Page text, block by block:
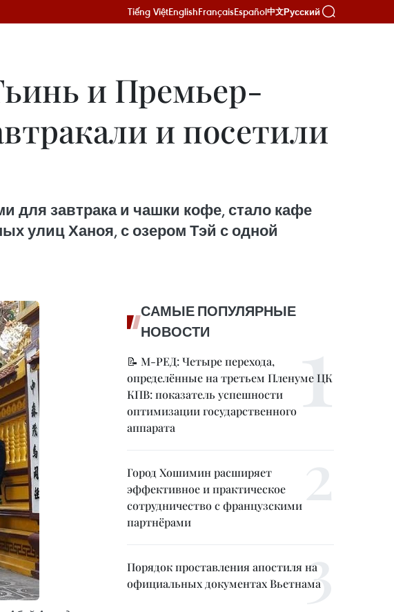
Tiếng ViệtEnglishFrançaisEspañol中文Русский
и Премьер-
и посетили
завтрака и чашки кофе, стало кафе
улиц Ханоя, с озером Тэй с одной
САМЫЕ ПОПУЛЯРНЫЕ
НОВОСТИ
📝 М-РЕД: Четыре перехода,
определённые на третьем Пленуме ЦК
КПВ: показатель успешности
оптимизации государственного
аппарата
Город Хошимин расширяет
эффективное и практическое
сотрудничество с французскими
партнёрами
Порядок проставления апостиля на
официальных документах Вьетнама